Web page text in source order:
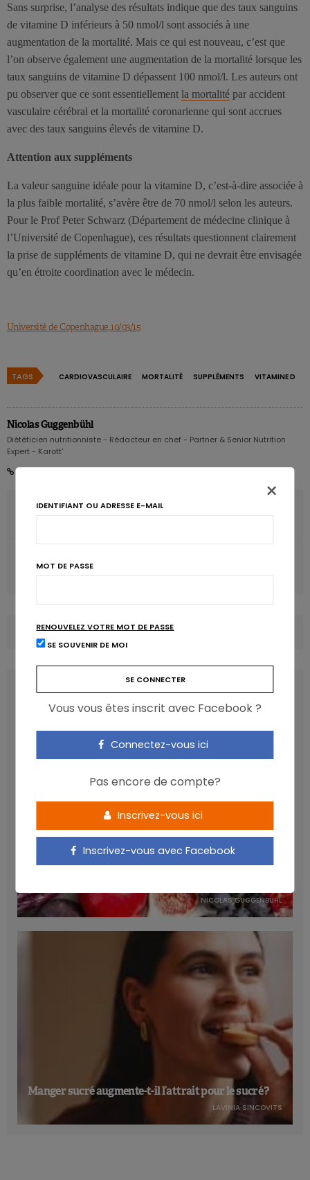
Sans surprise, l’analyse des résultats indique que des taux sanguins
de vitamine D inférieurs à 50 nmol/l sont associés à une
augmentation de la mortalité. Mais ce qui est nouveau, c’est que
l’on observe également une augmentation de la mortalité lorsque les
taux sanguins de vitamine D dépassent 100 nmol/l. Les auteurs ont
pu observer que ce sont essentiellement la mortalité par accident
vasculaire cérébral et la mortalité coronarienne qui sont accrues
avec des taux sanguins élevés de vitamine D.
Attention aux suppléments
La valeur sanguine idéale pour la vitamine D, c’est-à-dire associée à
la plus faible mortalité, s’avère être de 70 nmol/l selon les auteurs.
Pour le Prof Peter Schwarz (Département de médecine clinique à
l’Université de Copenhague), ces résultats questionnent clairement
la prise de suppléments de vitamine D, qui ne devrait être envisagée
qu’en étroite coordination avec le médecin.
Université de Copenhague, 10/03/15
TAGS CARDIOVASCULAIRE MORTALITÉ SUPPLÉMENTS VITAMINE D
Nicolas Guggenbühl
Diététicien nutritionniste - Rédacteur en chef - Partner & Senior Nutrition
Expert - Karott'
ARTICLE PRÉCÉDENT
L’intestin, thermostat de la combustion des graisses?
COMMENTS(0)
Les anthocyanines bénéfiques pour la santé
NICOLAS GUGGENBÜHL
Manger sucré augmente-t-il l’attrait pour le sucré ?
LAVINIA SINCOVITS
×
IDENTIFIANT OU ADRESSE E-MAIL
MOT DE PASSE
RENOUVELEZ VOTRE MOT DE PASSE
SE SOUVENIR DE MOI
Vous vous êtes inscrit avec Facebook ?
Connectez-vous ici
Pas encore de compte?
Inscrivez-vous ici
Inscrivez-vous avec Facebook